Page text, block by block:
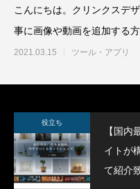
【国内最大WordPressテー
トが構築出来る「TCD」テ
介致します。
2022.03.01
こんにちは。クリンクスデ
事に画像や動画を追加する
2021.03.15 ツール・アプリ
役立ち
【国
イトが
て紹介